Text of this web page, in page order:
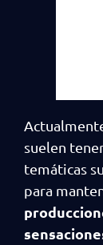
suelen
temáticas
para